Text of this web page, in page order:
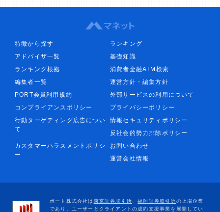
特徴から探す
ランキング
アドバイザ一覧
基礎知識
ランキング根拠
消費者金融ATM検索
編集者一覧
運営方針・編集方針
PORT会員利用規約
外部サービスの利用について
コンプライアンスポリシー
プライバシーポリシー
行動ターゲティング広告につい
て
情報セキュリティポリシー
反社会的勢力排除ポリシー
カスタマーハラスメントポリシ
ー
お問い合わせ
運営会社情報